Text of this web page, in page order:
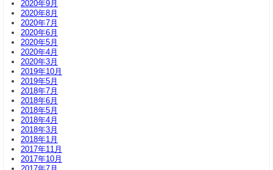
2020年9月
2020年8月
2020年7月
2020年6月
2020年5月
2020年4月
2020年3月
2019年10月
2019年5月
2018年7月
2018年6月
2018年5月
2018年4月
2018年3月
2018年1月
2017年11月
2017年10月